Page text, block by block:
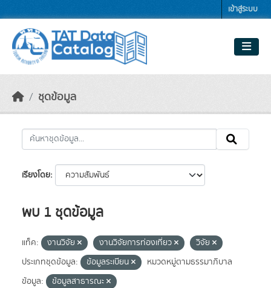
เข้าสู่ระบบ
ชุดข้อมูล
เรียงโดย
พบ 1 ชุดข้อมูล
แท็ค: งานวิจัย งานวิจัยการท่องเที่ยว
วิจัย
ประเภทชุดข้อมูล:
ข้อมูลระเบียน
หมวดหมู่ตามธรรมาภิบาล
ข้อมูล:
ข้อมูลสาธารณะ